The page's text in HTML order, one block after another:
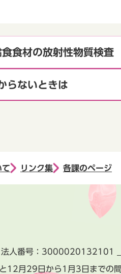
食材の放射性物質検査
らないときは
て リンク集 各課のページ
法人番号：3000020132101
12月29日から1月3日までの